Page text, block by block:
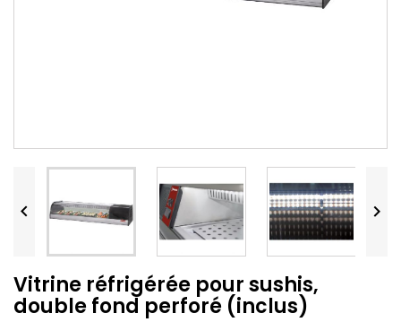
 
Vitrine réfrigérée pour sushis,
double fond perforé (inclus)